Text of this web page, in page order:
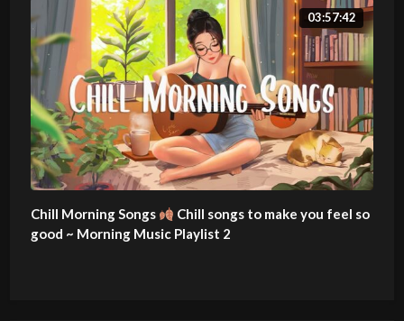
03:57:42
Chill Morning Songs
Chill songs to make you feel so
good ~ Morning Music Playlist 2